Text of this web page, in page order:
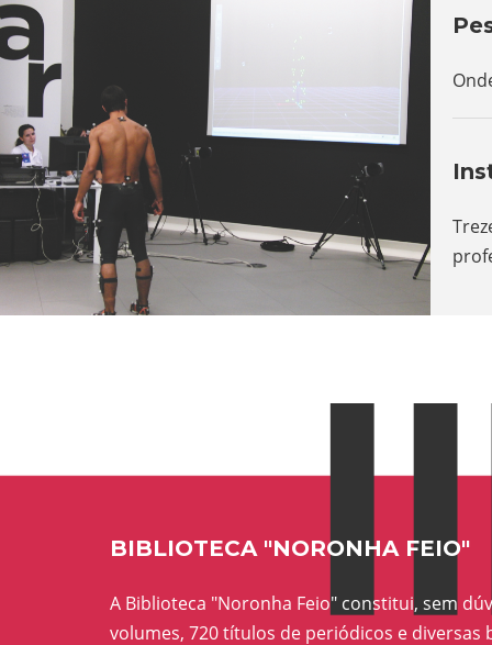
BIBLIOTECA "NORONHA FEIO"
A Biblioteca "Noronha Feio" constitui, sem
volumes, 720 títulos de periódicos e diversas